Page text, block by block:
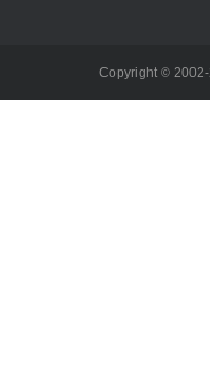
Copyright ©